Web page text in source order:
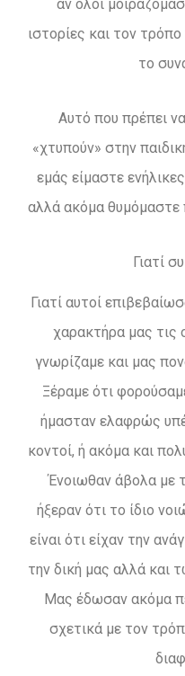
αν όλοι
ιστορίες και τον
το
Αυτό που πρέπει
«χτυπούν» στην
εμάς είμαστε
αλλά ακόμα
Γιατί
Γιατί αυτοί
χαρακτήρα μας τις
γνωρίζαμε και μας
Ξέραμε ότι
ήμασταν ελαφρώς
κοντοί, ή ακόμα και
Ένοιωθαν άβολα με
ήξεραν ότι το ίδιο
είναι ότι είχαν την
την δική μας αλλά και
Μας έδωσαν ακόμα
σχετικά με τον